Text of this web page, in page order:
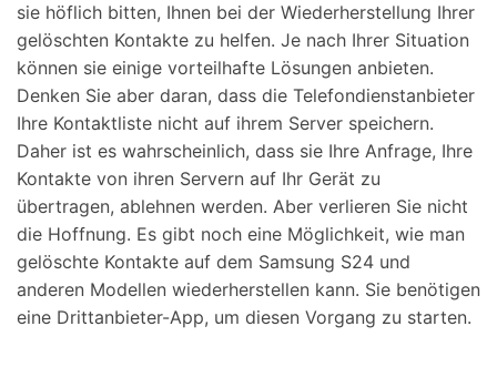
sie höflich bitten, Ihnen bei der Wiederherstellung Ihrer
gelöschten Kontakte zu helfen. Je nach Ihrer Situation
können sie einige vorteilhafte Lösungen anbieten.
Denken Sie aber daran, dass die Telefondienstanbieter
Ihre Kontaktliste nicht auf ihrem Server speichern.
Daher ist es wahrscheinlich, dass sie Ihre Anfrage, Ihre
Kontakte von ihren Servern auf Ihr Gerät zu
übertragen, ablehnen werden. Aber verlieren Sie nicht
die Hoffnung. Es gibt noch eine Möglichkeit, wie man
gelöschte Kontakte auf dem Samsung S24 und
anderen Modellen wiederherstellen kann. Sie benötigen
eine Drittanbieter-App, um diesen Vorgang zu starten.